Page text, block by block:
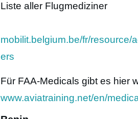
Liste aller Flugmediziner
mobilit.belgium.be/fr/resource/
ers
Für FAA-Medicals gibt es hier
www.aviatraining.net/en/